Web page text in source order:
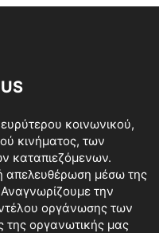
κοινωνικού,
κινήματος, των
καταπιεζόμενων.
απελευθέρωση μέσω της
την
οργάνωσης των
της οργανωτικής μας